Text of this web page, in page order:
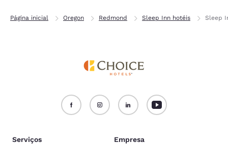
Página inicial Oregon Redmond Sleep Inn hotéis Sleep
Serviços Empresa